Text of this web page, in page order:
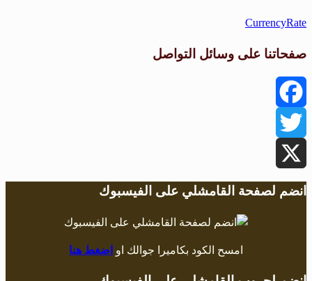
CurrencyRate
صفحاتنا على وسائل التواصل
Facebook
Twitter
X
انضم لصفحة القامشلي على الفيسبوك
امسح الكود بكاميرا جوالك او اضغط هنا